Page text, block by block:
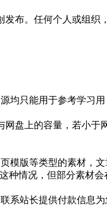
布。任何个人或组
均只能用于参考学习
盘上的容量，若小
模版等类型的素材，
情况，但部分素材会
系站长提供付款信息为